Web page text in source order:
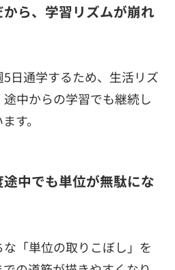
ら、学習リズムが崩れ
日通学するため、生活リズ
中からの学習でも継続し
す。
中でも単位が無駄にな
「単位の取りこぼし」を